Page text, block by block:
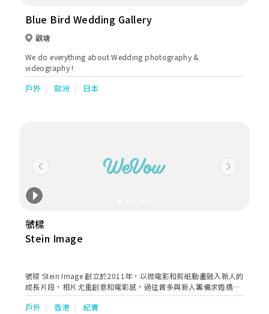
Blue Bird Wedding Gallery
觀塘
We do everything about Wedding photography &
videography !
戶外 歐洲 日本
Previous Next
虢樑
Stein Image
虢樑 Stein Image 創立於2011年，以微電影和剪紙動畫融入新人的
成長片段，相片尤重創意和電影感，過往曾多與新人籌備求婚橋段
和驚喜環節。Stein是德文石頭的意思，「虢」可解作扶助，我們願
成為各位新人的房角石，和新人做朋友，為你們留下永誌難忘的回
戶外 香港 紀實